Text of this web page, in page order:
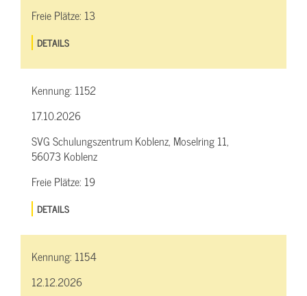
Freie Plätze: 13
DETAILS
Kennung: 1152
17.10.2026
SVG Schulungszentrum Koblenz, Moselring 11,
56073 Koblenz
Freie Plätze: 19
DETAILS
Kennung: 1154
12.12.2026